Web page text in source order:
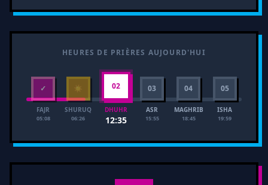
HEURES DE PRIÈRES AUJOURD'HUI
✓
FAJR
05:08
☀
SHURUQ
06:26
02
DHUHR
12:35
03
ASR
15:55
04
MAGHRIB
18:45
05
ISHA
19:59